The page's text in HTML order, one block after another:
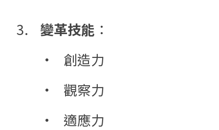
變革技能 ：
	•	創造力
	•	觀察力
	•	適應力